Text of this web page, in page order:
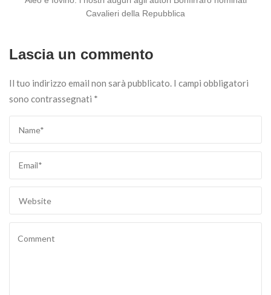
Cavalieri della Repubblica
Lascia un commento
Il tuo indirizzo email non sarà pubblicato. I campi obbligatori
sono contrassegnati *